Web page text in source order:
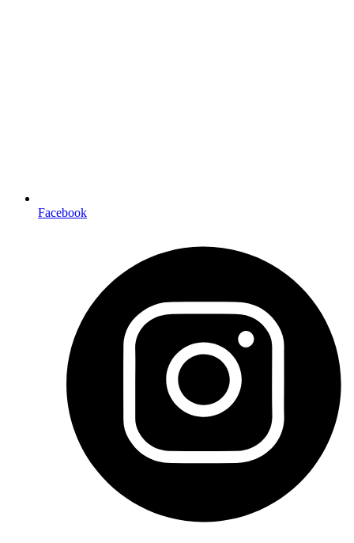
Facebook